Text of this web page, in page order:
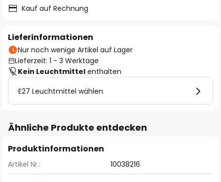
Kauf auf Rechnung
Lieferinformationen
Nur noch wenige Artikel auf Lager
Lieferzeit: 1 - 3 Werktage
Kein Leuchtmittel enthalten
E27 Leuchtmittel wählen
Ähnliche Produkte entdecken
Produktinformationen
Artikel Nr.: 10038216